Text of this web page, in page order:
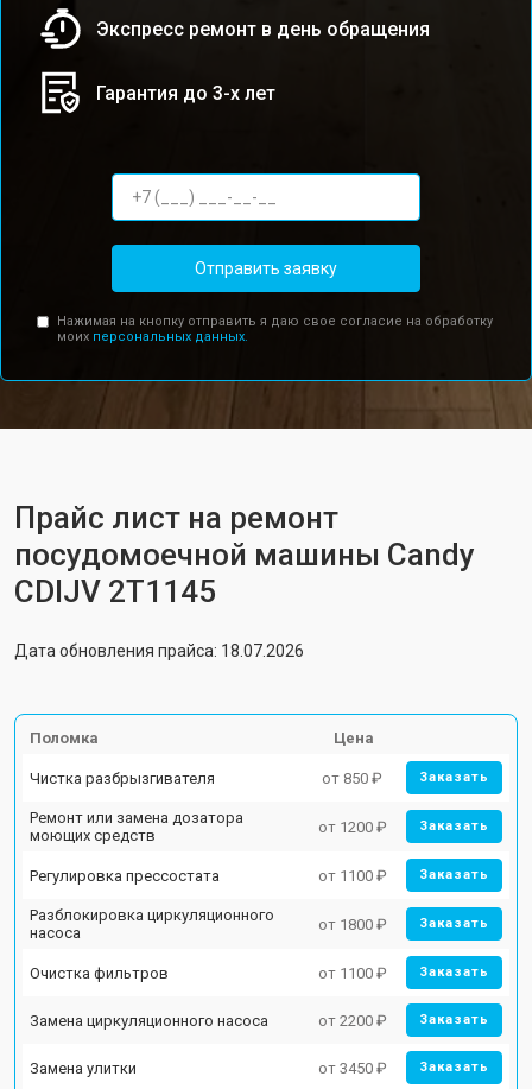
Экспресс ремонт в день обращения
Гарантия до 3-х лет
Отправить заявку
Нажимая на кнопку отправить я даю свое согласие на обработку
моих персональных данных.
Прайс лист на ремонт
посудомоечной машины Candy
CDIJV 2T1145
Дата обновления прайса: 18.07.2026
Поломка Цена
Чистка разбрызгивателя от 850 ₽ Заказать
Ремонт или замена дозатора
моющих средств
от 1200 ₽ Заказать
Регулировка прессостата от 1100 ₽ Заказать
Разблокировка циркуляционного
насоса
от 1800 ₽ Заказать
Очистка фильтров от 1100 ₽ Заказать
Замена циркуляционного насоса от 2200 ₽ Заказать
Замена улитки от 3450 ₽ Заказать